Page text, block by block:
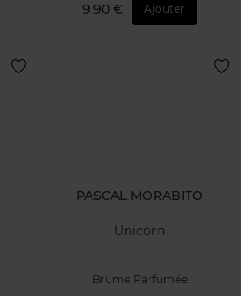
9,90 € Ajouter
PASCAL MORABITO
Unicorn
Brume Parfumée